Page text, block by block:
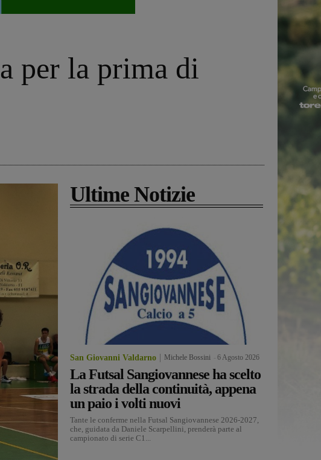
per la prima di
Ultime Notizie
San Giovanni Valdarno Michele Bossini 6 Agosto 2026
La Futsal Sangiovannese ha scelto
la strada della continuità, appena
un paio i volti nuovi
Tante le conferme nella Futsal Sangiovannese 2026-2027,
che, guidata da Daniele Scarpellini, prenderà parte al
campionato di serie C1...